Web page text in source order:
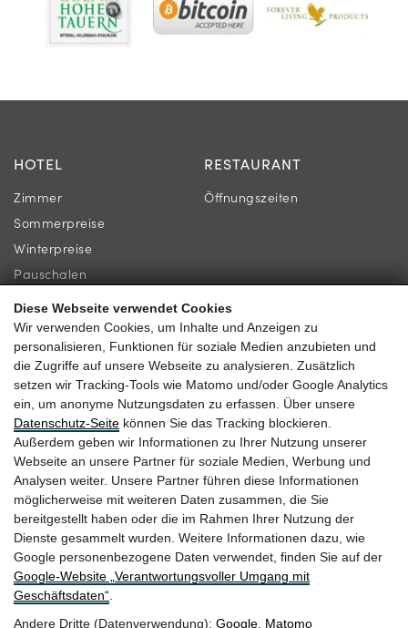
Diese Webseite verwendet Cookies
Wir verwenden Cookies, um Inhalte und Anzeigen zu
personalisieren, Funktionen für soziale Medien anzubieten und
die Zugriffe auf unsere Webseite zu analysieren. Zusätzlich
setzen wir Tracking-Tools wie Matomo und/oder Google Analytics
ein, um anonyme Nutzungsdaten zu erfassen. Über unsere
Datenschutz-Seite können Sie das Tracking blockieren.
Außerdem geben wir Informationen zu Ihrer Nutzung unserer
Webseite an unsere Partner für soziale Medien, Werbung und
Analysen weiter. Unsere Partner führen diese Informationen
möglicherweise mit weiteren Daten zusammen, die Sie
bereitgestellt haben oder die im Rahmen Ihrer Nutzung der
Dienste gesammelt wurden. Weitere Informationen dazu, wie
Google personenbezogene Daten verwendet, finden Sie auf der
Google‑Website „Verantwortungsvoller Umgang mit
Geschäftsdaten“
Andere Dritte (Datenverwendung): Google Matomo
HOTEL
Zimmer
Sommerpreise
Winterpreise
Pauschalen
RESTAURANT
Öffnungszeiten
INFORMATION
Newsletter
Lage & Anreise
Gästebewertungen
KONTAKT
Familie Gassner
Kirchgasse 9
5730 Mittersill
+43 6562 63 04
heitzmann@braurup.at